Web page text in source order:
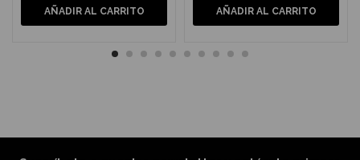
AÑADIR AL CARRITO AÑADIR AL CARRITO